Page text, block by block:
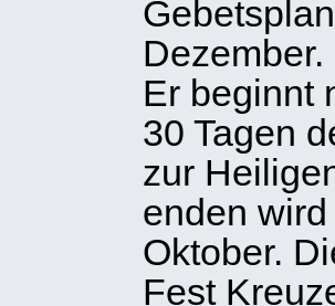
Dezember.
Er beginnt
30 Tagen
zur
enden
Oktober.
Fest